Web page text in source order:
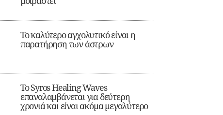
Το καλύτερο αγχολυτικό είναι η
παρατήρηση των άστρων
Το Syros Healing Waves
επαναλαμβάνεται για δεύτερη
χρονιά και είναι ακόμα μεγαλύτερο